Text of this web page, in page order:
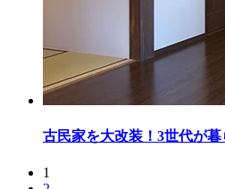
古民家を大改装！3世代が
1